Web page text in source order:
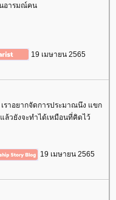
นอารมณ์คน
19 เมษายน 2565
ราอยากจัดการประมาณนึง แขก
ล้วยังจะทำได้เหมือนที่คิดไว้
19 เมษายน 2565